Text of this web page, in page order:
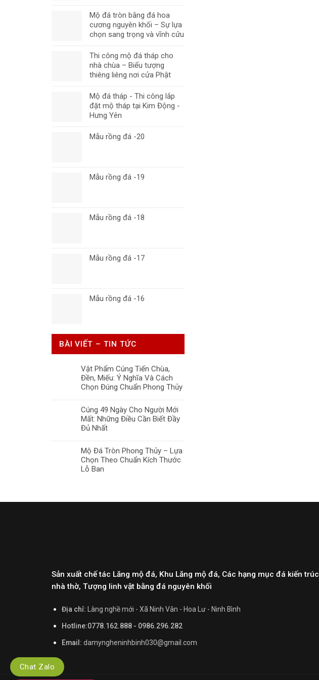
Mộ đá tròn bằng đá hoa
cương nguyên khối – Sự lựa
chọn sang trọng và vĩnh cửu
Thi công mộ đá tháp cho
nhà chùa – Biểu tượng
thiêng liêng nơi cửa Phật
Mộ đá tháp - Thi công lắp
đặt mộ tháp tại Kim Động -
Hưng Yên
Mẫu rồng đá -20
Mẫu rồng đá -19
Mẫu rồng đá -18
Mẫu rồng đá -17
Mẫu rồng đá -16
BÀI VIẾT – TIN TỨC
Vật Phẩm Cúng Tiến Chùa,
Đền, Miếu: Ý Nghĩa Và Cách
Chọn Đúng Chuẩn Phong Thủy
Cúng 49 Ngày Cho Người Mới
Mất: Những Điều Cần Biết Đầy
Đủ Nhất
Mộ Đá Tròn Phong Thủy – Lựa
Chọn Theo Chuẩn Kích Thước
Lỗ Ban
Sản xuất chế tác Lăng mộ đá, Khu Lăng mộ đá, Các hạng mục đá kiến trúc
nhà thờ, Tượng linh vật bằng đá nguyên khối
Địa chỉ: Làng nghề mới - Xã Ninh Vân - Hoa Lư - Ninh Bình
Hotline:0778.162.888 - 0986.296.282
Email: damyngheninhbinh030@gmail.com
Chat Zalo